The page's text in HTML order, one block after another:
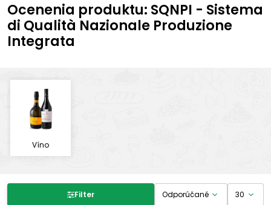
Ocenenia produktu: SQNPI - Sistema
di Qualità Nazionale Produzione
Integrata
Víno
Filter produktov
Filter